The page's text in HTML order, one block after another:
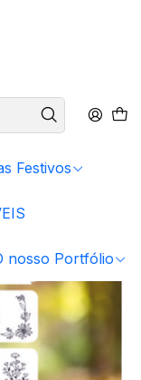
Festivos
nosso Portfólio
p/Casamento